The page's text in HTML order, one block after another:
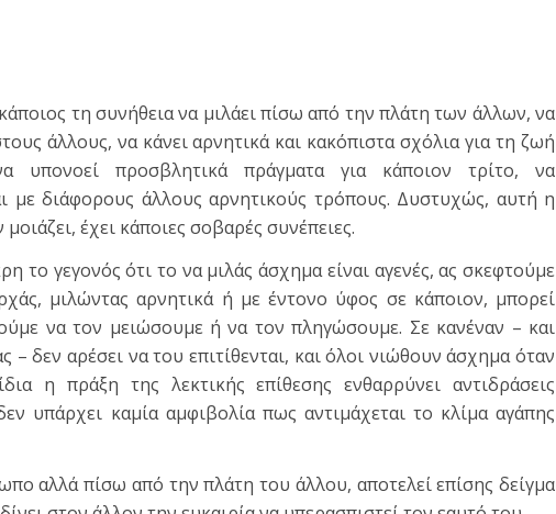
τη συνήθεια να μιλάει πίσω από την πλάτη των άλλων, να
άλλους, να κάνει αρνητικά και κακόπιστα σχόλια για τη ζωή
υπονοεί προσβλητικά πράγματα για κάποιον τρίτο, να
με διάφορους άλλους αρνητικούς τρόπους. Δυστυχώς, αυτή η
έχει κάποιες σοβαρές συνέπειες.
το γεγονός ότι το να μιλάς άσχημα είναι αγενές, ας σκεφτούμε
μιλώντας αρνητικά ή με έντονο ύφος σε κάποιον, μπορεί
να τον μειώσουμε ή να τον πληγώσουμε. Σε κανέναν – και
– δεν αρέσει να του επιτίθενται, και όλοι νιώθουν άσχημα όταν
η πράξη της λεκτικής επίθεσης ενθαρρύνει αντιδράσεις
υπάρχει καμία αμφιβολία πως αντιμάχεται το κλίμα αγάπης
αλλά πίσω από την πλάτη του άλλου, αποτελεί επίσης δείγμα